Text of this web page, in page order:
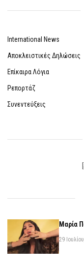
International News
Αποκλειστικές Δηλώσεις
Επίκαιρα Λόγια
Ρεπορτάζ
Συνεντεύξεις
Μαρία
29